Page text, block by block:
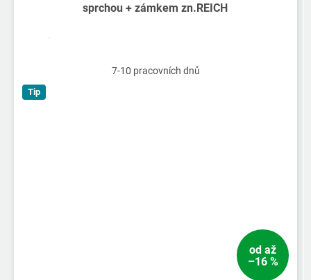
sprchou + zámkem zn.REICH
7-10 pracovních dnů
Tip
od až
–16 %